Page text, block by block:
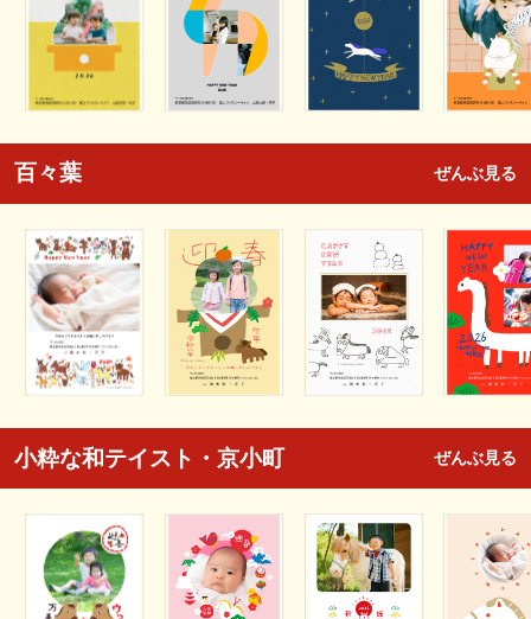
百々葉 ぜんぶ見る
小粋な和テイスト・京小町 ぜんぶ見る